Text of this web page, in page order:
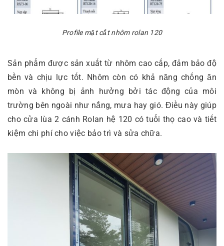
Profile mặt cắt nhôm rolan 120
Sản phẩm được sản xuất từ nhôm cao cấp, đảm bảo độ
bền và chịu lực tốt. Nhôm còn có khả năng chống ăn
mòn và không bị ảnh hưởng bởi tác động của môi
trường bên ngoài như nắng, mưa hay gió. Điều này giúp
cho cửa lùa 2 cánh Rolan hệ 120 có tuổi thọ cao và tiết
kiệm chi phí cho việc bảo trì và sửa chữa.